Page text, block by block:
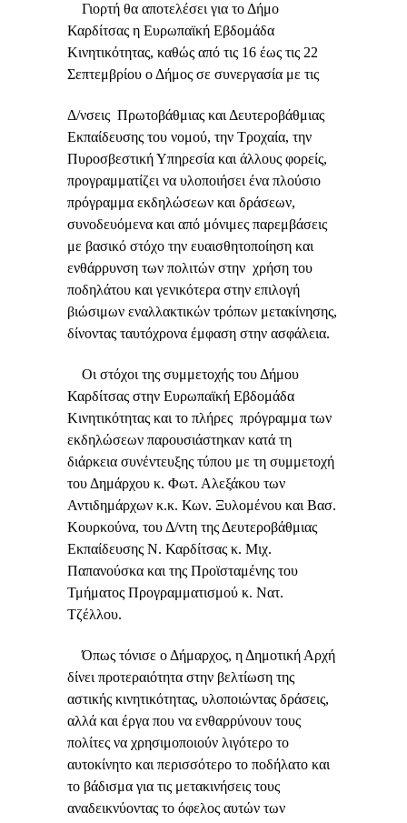
Γιορτή θα αποτελέσει για το Δήμο
Καρδίτσας η Ευρωπαϊκή Εβδομάδα
Κινητικότητας, καθώς από τις 16 έως τις 22
Σεπτεμβρίου ο Δήμος σε συνεργασία με τις
Δ/νσεις Πρωτοβάθμιας και Δευτεροβάθμιας
Εκπαίδευσης του νομού, την Τροχαία, την
Πυροσβεστική Υπηρεσία και άλλους φορείς,
προγραμματίζει να υλοποιήσει ένα πλούσιο
πρόγραμμα εκδηλώσεων και δράσεων,
συνοδευόμενα και από μόνιμες παρεμβάσεις
με βασικό στόχο την ευαισθητοποίηση και
ενθάρρυνση των πολιτών στην χρήση του
ποδηλάτου και γενικότερα στην επιλογή
βιώσιμων εναλλακτικών τρόπων μετακίνησης,
δίνοντας ταυτόχρονα έμφαση στην ασφάλεια.
Οι στόχοι της συμμετοχής του Δήμου
Καρδίτσας στην Ευρωπαϊκή Εβδομάδα
Κινητικότητας και το πλήρες πρόγραμμα των
εκδηλώσεων παρουσιάστηκαν κατά τη
διάρκεια συνέντευξης τύπου με τη συμμετοχή
του Δημάρχου κ. Φωτ. Αλεξάκου των
Αντιδημάρχων κ.κ. Κων. Ξυλομένου και Βασ.
Κουρκούνα, του Δ/ντη της Δευτεροβάθμιας
Εκπαίδευσης Ν. Καρδίτσας κ. Μιχ.
Παπανούσκα και της Προϊσταμένης του
Τμήματος Προγραμματισμού κ. Νατ.
Τζέλλου.
Όπως τόνισε ο Δήμαρχος, η Δημοτική Αρχή
δίνει προτεραιότητα στην βελτίωση της
αστικής κινητικότητας, υλοποιώντας δράσεις,
αλλά και έργα που να ενθαρρύνουν τους
πολίτες να χρησιμοποιούν λιγότερο το
αυτοκίνητο και περισσότερο το ποδήλατο και
το βάδισμα για τις μετακινήσεις τους
αναδεικνύοντας το όφελος αυτών των